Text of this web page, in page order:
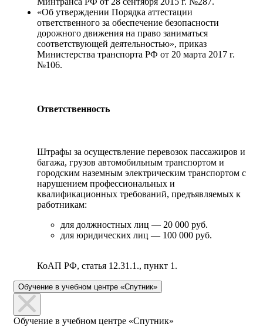
«Об утверждении Порядка аттестации
ответственного за обеспечение безопасности
дорожного движения на право заниматься
соответствующей деятельностью», приказ
Министерства транспорта РФ от 20 марта 2017 г.
№106.
Ответственность
Штрафы за осуществление перевозок пассажиров и
багажа, грузов автомобильным транспортом и
городским наземным электрическим транспортом с
нарушением профессиональных и
квалификационных требований, предъявляемых к
работникам:
для должностных лиц — 20 000 руб.
для юридических лиц — 100 000 руб.
КоАП РФ, статья 12.31.1., пункт 1.
Обучение в учебном центре «Спутник»
Обучение в учебном центре «Спутник»